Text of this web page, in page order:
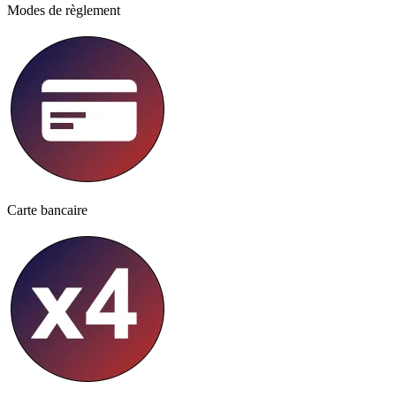
Modes de règlement
Carte bancaire